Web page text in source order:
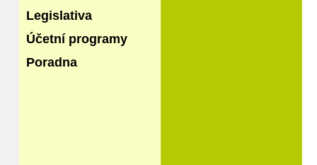
Legislativa
Účetní programy
Poradna